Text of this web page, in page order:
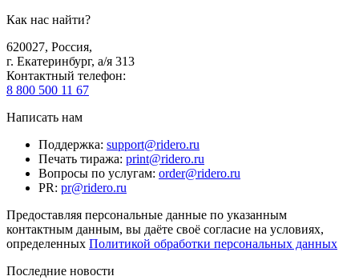
Как нас найти?
620027, Россия,
г. Екатеринбург, а/я 313
Контактный телефон:
8 800 500 11 67
Написать нам
Поддержка: support@ridero.ru
Печать тиража: print@ridero.ru
Вопросы по услугам: order@ridero.ru
PR: pr@ridero.ru
Предоставляя персональные данные по указанным
контактным данным, вы даёте своё согласие на условиях,
определенных Политикой обработки персональных данных
Последние новости